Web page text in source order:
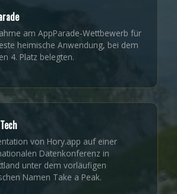
am AppParade-Wettbewerb für
heimische Anwendung, bei dem
4. Platz belegten.
von Hory.app auf einer
Datenkonferenz in
unter dem vorläufigen
Namen Take a Peak.